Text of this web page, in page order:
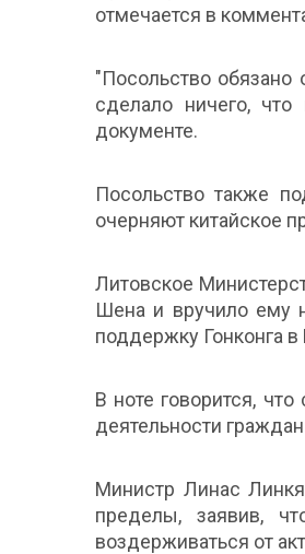
отмечается в
"Посольство
сделало ничего,
документе.
Посольство также
очерняют китайское
Литовское
Шена и вручило ему
поддержку Гонконга
В ноте говорится,
деятельности
Министр Линас
пределы, заявив,
воздерживаться от